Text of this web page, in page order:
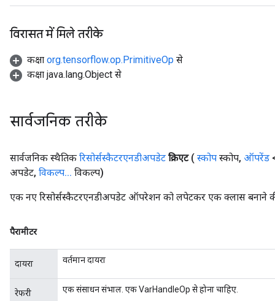
विरासत में मिले तरीके
कक्षा org.tensorflow.op.PrimitiveOp से
कक्षा java.lang.Object से
सार्वजनिक तरीके
सार्वजनिक स्थैतिक रिसोर्सस्कैटरएनडीअपडेट क्रिएट ( स्कोप स्कोप, ऑपरेंड
अपडेट, विकल्प... विकल्प)
एक नए रिसोर्सस्कैटरएनडीअपडेट ऑपरेशन को लपेटकर एक क्लास बनाने
पैरामीटर
दायरा वर्तमान दायरा
रेफरी एक संसाधन संभाल. एक VarHandleOp से होना चाहिए.